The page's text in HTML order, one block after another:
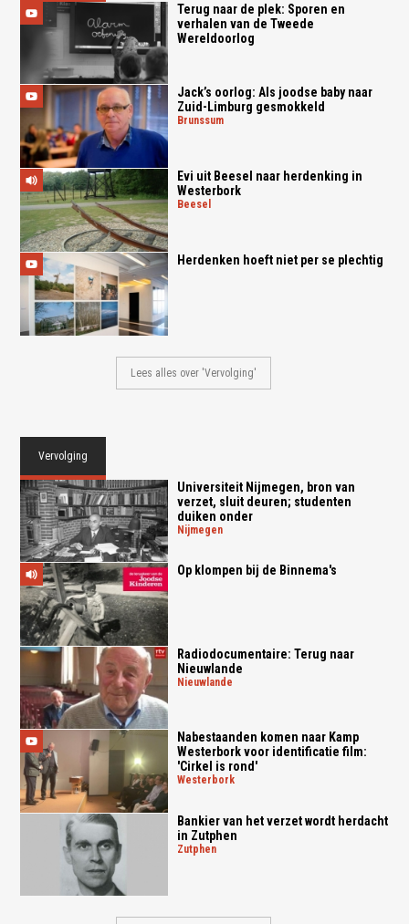
Terug naar de plek: Sporen en
verhalen van de Tweede
Wereldoorlog
Jack’s oorlog: Als joodse baby naar
Zuid-Limburg gesmokkeld
brunssum
Evi uit Beesel naar herdenking in
Westerbork
beesel
Herdenken hoeft niet per se plechtig
Lees alles over 'Vervolging'
Vervolging
Universiteit Nijmegen, bron van
verzet, sluit deuren; studenten
duiken onder
nijmegen
Op klompen bij de Binnema's
Radiodocumentaire: Terug naar
Nieuwlande
nieuwlande
Nabestaanden komen naar Kamp
Westerbork voor identificatie film:
'Cirkel is rond'
westerbork
Bankier van het verzet wordt herdacht
in Zutphen
zutphen